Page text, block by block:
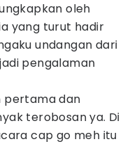
oleh
yang turut hadir
undangan dari
pengalaman
pertama dan
terobosan ya. Di
cap go meh itu